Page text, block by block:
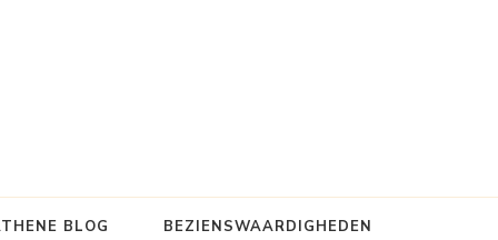
BLOG BEZIENSWAARDIGHEDEN